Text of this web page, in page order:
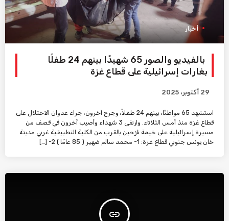
أخبار
بالفيديو والصور 65 شهيدًا بينهم 24 طفلًا
بغارات إسرائيلية على قطاع غزة
29 أكتوبر، 2025
استشهد 65 مواطنًا، بينهم 24 طفلاً، وجرح آخرون، جراء عدوان الاحتلال على
قطاع غزة منذ أمس الثلاثاء. وارتقى 3 شهداء وأصيب آخرون في قصف من
مسيرة إسرائيلية على خيمة نازحين بالقرب من الكلية التطبيقية غربي مدينة
خان يونس جنوبي قطاع غزة: 1- محمد سالم ضهير ( 85 عامًا ) 2- […]
insert_link